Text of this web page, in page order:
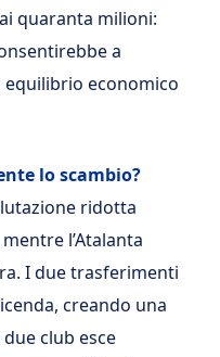
quaranta milioni:
a
economico
lo scambio?
ridotta
l’Atalanta
I due trasferimenti
creando una
club esce